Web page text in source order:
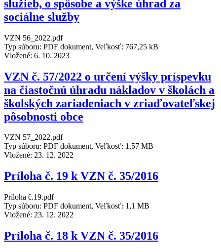
služieb, o spôsobe a výške úhrad za
sociálne služby
VZN 56_2022.pdf
Typ súboru: PDF dokument, Veľkosť: 767,25 kB
Vložené: 6. 10. 2023
VZN č. 57/2022 o určení výšky príspevku
na čiastočnú úhradu nákladov v školách a
školských zariadeniach v zriaďovateľskej
pôsobnosti obce
VZN 57_2022.pdf
Typ súboru: PDF dokument, Veľkosť: 1,57 MB
Vložené: 23. 12. 2022
Príloha č. 19 k VZN č. 35/2016
Príloha č.19.pdf
Typ súboru: PDF dokument, Veľkosť: 1,1 MB
Vložené: 23. 12. 2022
Príloha č. 18 k VZN č. 35/2016